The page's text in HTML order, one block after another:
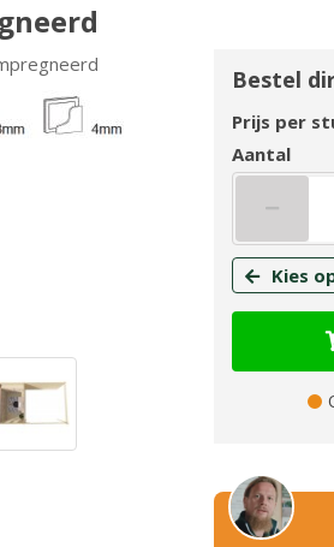
Bestel
Prijs per
Aantal
Kies